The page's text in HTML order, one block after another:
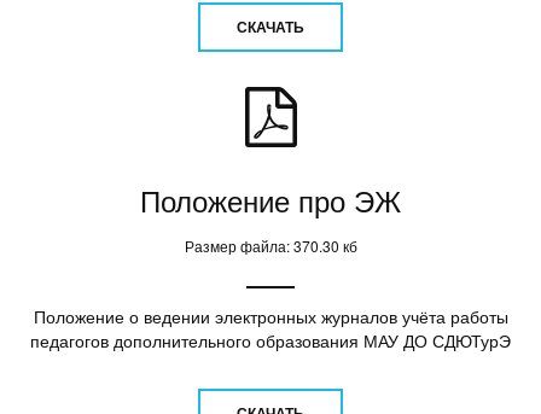
СКАЧАТЬ
Положение про ЭЖ
Размер файла: 370.30 кб
Положение о ведении электронных журналов учёта работы
педагогов дополнительного образования МАУ ДО СДЮТурЭ